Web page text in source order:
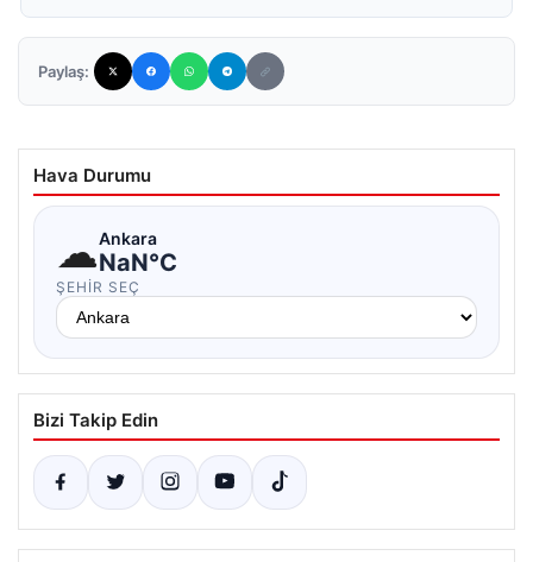
Paylaş:
Hava Durumu
☁Ankara
NaN°C
ŞEHIR SEÇ
Bizi Takip Edin